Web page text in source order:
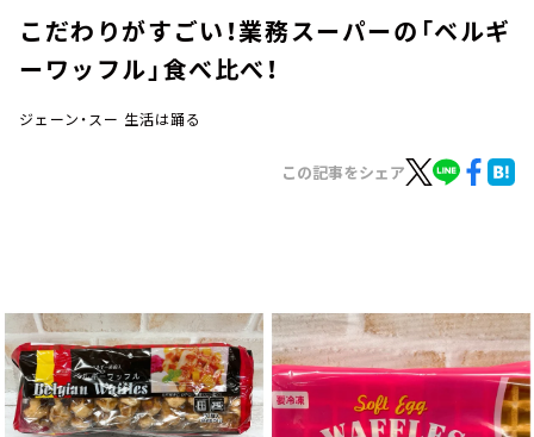
お知らせ
イベント・グッズ
YouTube
会社情報
こだわりがすごい！業務スーパーの「ベルギ
ーワッフル」食べ比べ！
ジェーン・スー 生活は踊る
この記事をシェア